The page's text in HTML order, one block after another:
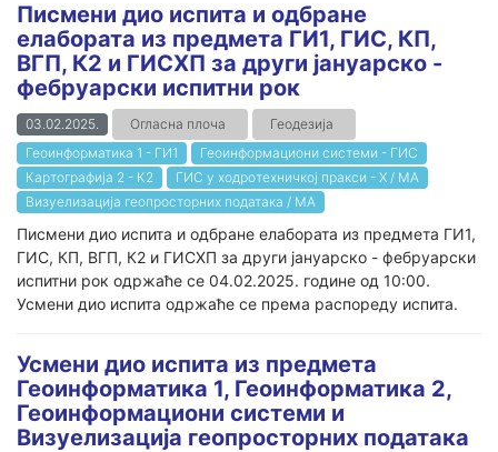
Писмени дио испита и одбране
елабората из предмета ГИ1, ГИС, КП,
ВГП, К2 и ГИСХП за други јануарско -
фебруарски испитни рок
03.02.2025. Огласна плоча
Геодезија
Геоинформатика 1 - ГИ1
Геоинформациони системи - ГИС
Картографија 2 - К2
ГИС у ходротехничкој пракси - Х / МА
Визуелизација геопросторних података / МА
Писмени дио испита и одбране елабората из предмета ГИ1,
ГИС, КП, ВГП, К2 и ГИСХП за други јануарско - фебруарски
испитни рок одржаће се 04.02.2025. године од 10:00.
Усмени дио испита одржаће се према распореду испита.
Усмени дио испита из предмета
Геоинформатика 1, Геоинформатика 2,
Геоинформациони системи и
Визуелизација геопросторних података